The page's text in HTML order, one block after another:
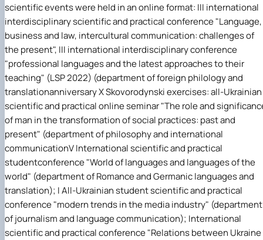
scientific events were held in an online format: III international
interdisciplinary scientific and practical conference "Language,
business and law, intercultural communication: challenges of
the present", III international interdisciplinary conference
"professional languages and the latest approaches to their
teaching" (LSP 2022) (department of foreign philology and
translationanniversary X Skovorodynski exercises: all-Ukrainian
scientific and practical online seminar "The role and
of man in the transformation of social practices: past and
present" (department of philosophy and international
communicationV International scientific and practical
studentconference "World of languages and languages of the
world" (department of Romance and Germanic languages and
translation); I All-Ukrainian student scientific and practical
conference "modern trends in the media industry" (department
of journalism and language communication); International
scientific and practical conference "Relations between Ukraine